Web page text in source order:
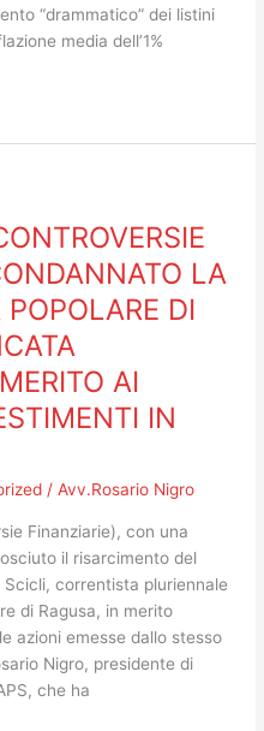
“drammatico” dei listini
media dell’1%
LA
DI
AI
IN
/Avv.Rosario Nigro
Finanziarie), con una
il risarcimento del
correntista pluriennale
di Ragusa, in merito
azioni emesse dallo stesso
Nigro, presidente di
che ha